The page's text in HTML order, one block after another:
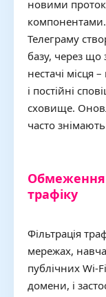
новими
Телеграму
базу, через що
нестачі місця
і постійні
сховище.
часто
Обмеження
трафіку
Фільтрація
мережах,
публічних Wi-
домени, і